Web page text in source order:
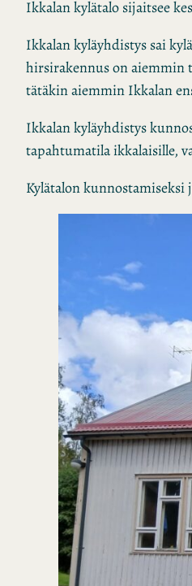
Ikkalan kylätalo sijaitsee
Ikkalan kyläyhdistys sai
hirsirakennus on aiemmin
tätäkin aiemmin Ikkalan
Ikkalan kyläyhdistys
tapahtumatila ikkalaisille,
Kylätalon